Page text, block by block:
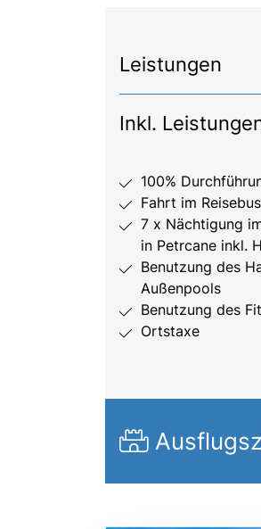
Leistungen
Inkl.
100%
Fahrt im
7 x Nächtigung
in Petrcane inkl.
Benutzung des
Außenpools
Benutzung des
Ortstaxe